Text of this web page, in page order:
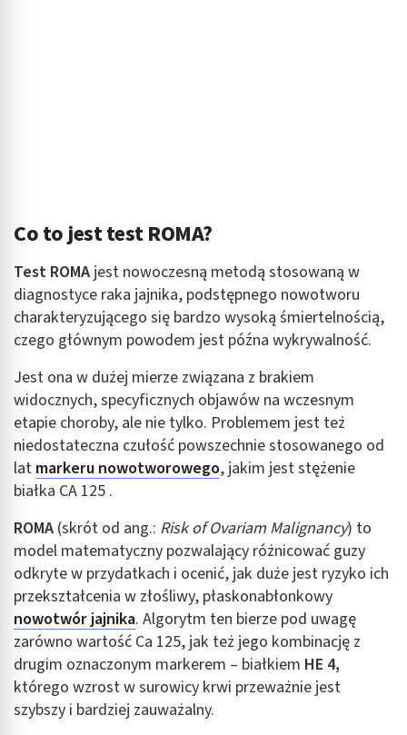
Co to jest test ROMA?
Test ROMA jest nowoczesną metodą stosowaną w
diagnostyce raka jajnika, podstępnego nowotworu
charakteryzującego się bardzo wysoką śmiertelnością,
czego głównym powodem jest późna wykrywalność.
Jest ona w dużej mierze związana z brakiem
widocznych, specyficznych objawów na wczesnym
etapie choroby, ale nie tylko. Problemem jest też
niedostateczna czułość powszechnie stosowanego od
lat markeru nowotworowego, jakim jest stężenie
białka CA 125 .
ROMA (skrót od ang.: Risk of Ovariam Malignancy) to
model matematyczny pozwalający różnicować guzy
odkryte w przydatkach i ocenić, jak duże jest ryzyko ich
przekształcenia w złośliwy, płaskonabłonkowy
nowotwór jajnika. Algorytm ten bierze pod uwagę
zarówno wartość Ca 125, jak też jego kombinację z
drugim oznaczonym markerem – białkiem HE 4,
którego wzrost w surowicy krwi przeważnie jest
szybszy i bardziej zauważalny.